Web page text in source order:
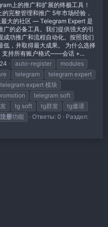
上的推广和扩展的终极工具！
完整管理和推广 5年市场经验，
大的社区 — Telegram Expert 是
的必备工具。我们提供强大的引
成功推广和流程自动化。按照我们
低，并取得最大成果。 为什么选择
支持所有账户格式——会话 +...
auto-register
modules
telegram
telegram expert
telegram expert 模块
telegram soft
tg soft tg群发
tg邀请
册功能 Ответы: 0
Раздел: